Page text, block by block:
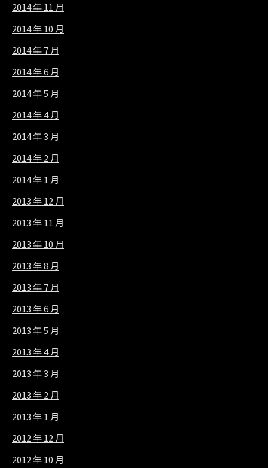
2014 年 11 月
2014 年 10 月
2014 年 7 月
2014 年 6 月
2014 年 5 月
2014 年 4 月
2014 年 3 月
2014 年 2 月
2014 年 1 月
2013 年 12 月
2013 年 11 月
2013 年 10 月
2013 年 8 月
2013 年 7 月
2013 年 6 月
2013 年 5 月
2013 年 4 月
2013 年 3 月
2013 年 2 月
2013 年 1 月
2012 年 12 月
2012 年 10 月